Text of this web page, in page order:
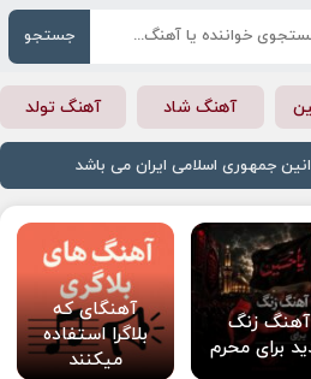
جستجو
آهنگ شاد آهنگ تولد
جمهوری اسلامی ایران می باشد
آهنگ زنگ
برای محرم
آهنگای که
بلاگرا استفاده
میکنند